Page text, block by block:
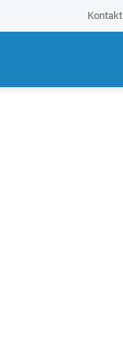
Kontakt